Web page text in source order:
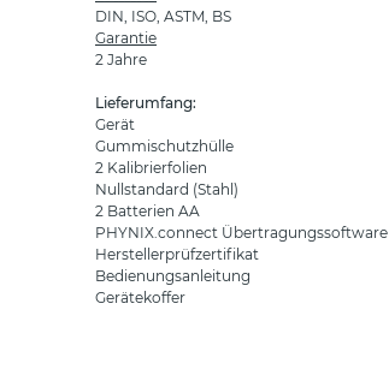
DIN, ISO, ASTM, BS
Garantie
2 Jahre
Lieferumfang:
Gerät
Gummischutzhülle
2 Kalibrierfolien
Nullstandard (Stahl)
2 Batterien AA
PHYNIX.connect Übertragungssoftware
Herstellerprüfzertifikat
Bedienungsanleitung
Gerätekoffer